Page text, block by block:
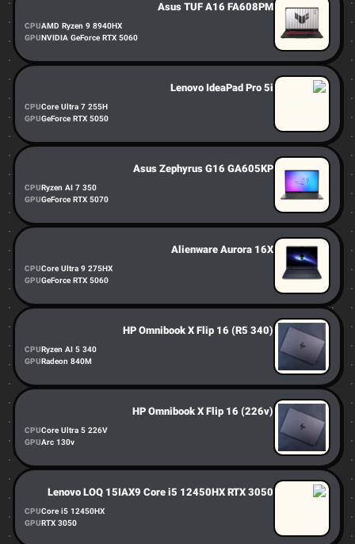
Asus TUF A16 FA608PM
CPUAMD Ryzen 9 8940HX
GPUNVIDIA GeForce RTX 5060
Lenovo IdeaPad Pro 5i
CPUCore Ultra 7 255H
GPUGeForce RTX 5050
Asus Zephyrus G16 GA605KP
CPURyzen AI 7 350
GPUGeForce RTX 5070
Alienware Aurora 16X
CPUCore Ultra 9 275HX
GPUGeForce RTX 5060
HP Omnibook X Flip 16 (R5 340)
CPURyzen AI 5 340
GPURadeon 840M
HP Omnibook X Flip 16 (226v)
CPUCore Ultra 5 226V
GPUArc 130v
Lenovo LOQ 15IAX9 Core i5 12450HX RTX 3050
CPUCore i5 12450HX
GPURTX 3050